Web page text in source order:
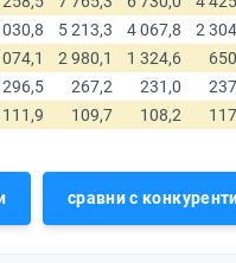
сравни с